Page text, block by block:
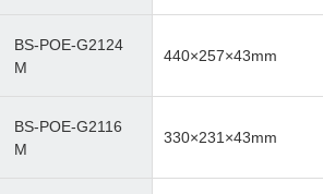
BS-POE-G2124
M
440×257×43mm
BS-POE-G2116
M
330×231×43mm